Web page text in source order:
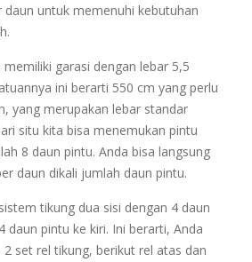
daun untuk memenuhi kebutuhan
garasi dengan lebar 5,5
ini berarti 550 cm yang perlu
yang merupakan lebar standar
situ kita bisa menemukan pintu
8 daun pintu. Anda bisa langsung
daun dikali jumlah daun pintu.
tikung dua sisi dengan 4 daun
daun pintu ke kiri. Ini berarti, Anda
set rel tikung, berikut rel atas dan